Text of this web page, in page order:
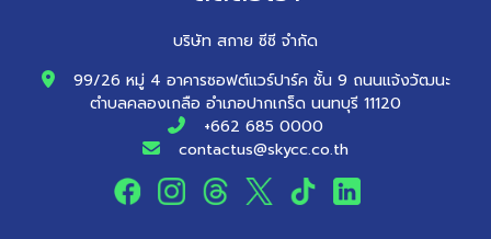
บริษัท สกาย ซีซี จำกัด
99/26 หมู่ 4 อาคารซอฟต์แวร์ปาร์ค ชั้น 9 ถนนแจ้งวัฒนะ
ตำบลคลองเกลือ อำเภอปากเกร็ด นนทบุรี 11120
+662 685 0000
contactus@skycc.co.th